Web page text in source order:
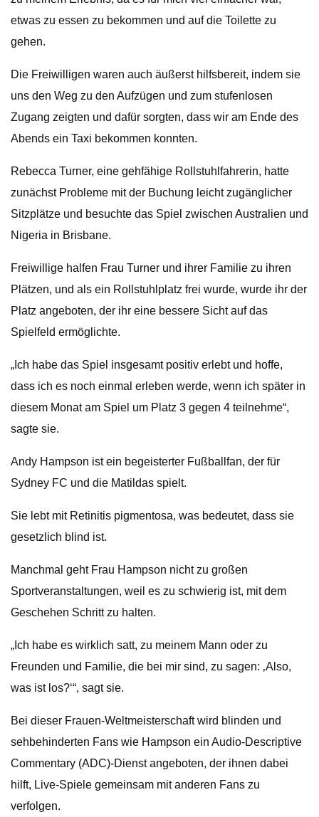
etwas zu essen zu bekommen und auf die Toilette zu
gehen.
Die Freiwilligen waren auch äußerst hilfsbereit, indem sie
uns den Weg zu den Aufzügen und zum stufenlosen
Zugang zeigten und dafür sorgten, dass wir am Ende des
Abends ein Taxi bekommen konnten.
Rebecca Turner, eine gehfähige Rollstuhlfahrerin, hatte
zunächst Probleme mit der Buchung leicht zugänglicher
Sitzplätze und besuchte das Spiel zwischen Australien und
Nigeria in Brisbane.
Freiwillige halfen Frau Turner und ihrer Familie zu ihren
Plätzen, und als ein Rollstuhlplatz frei wurde, wurde ihr der
Platz angeboten, der ihr eine bessere Sicht auf das
Spielfeld ermöglichte.
„Ich habe das Spiel insgesamt positiv erlebt und hoffe,
dass ich es noch einmal erleben werde, wenn ich später in
diesem Monat am Spiel um Platz 3 gegen 4 teilnehme“,
sagte sie.
Andy Hampson ist ein begeisterter Fußballfan, der für
Sydney FC und die Matildas spielt.
Sie lebt mit Retinitis pigmentosa, was bedeutet, dass sie
gesetzlich blind ist.
Manchmal geht Frau Hampson nicht zu großen
Sportveranstaltungen, weil es zu schwierig ist, mit dem
Geschehen Schritt zu halten.
„Ich habe es wirklich satt, zu meinem Mann oder zu
Freunden und Familie, die bei mir sind, zu sagen: ‚Also,
was ist los?‘“, sagt sie.
Bei dieser Frauen-Weltmeisterschaft wird blinden und
sehbehinderten Fans wie Hampson ein Audio-Descriptive
Commentary (ADC)-Dienst angeboten, der ihnen dabei
hilft, Live-Spiele gemeinsam mit anderen Fans zu
verfolgen.